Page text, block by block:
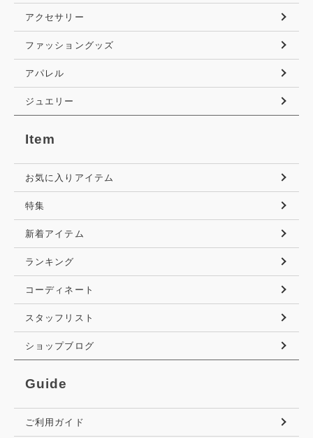
アクセサリー
ファッショングッズ
アパレル
ジュエリー
Item
お気に入りアイテム
特集
新着アイテム
ランキング
コーディネート
スタッフリスト
ショップブログ
Guide
ご利用ガイド